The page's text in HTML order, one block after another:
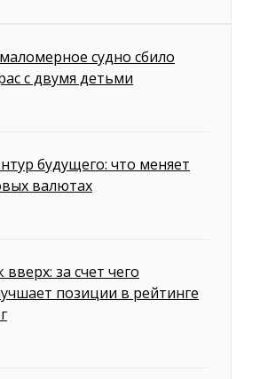
судно сбило
с двумя детьми
будущего: что меняет
валютах
за счет чего
позиции в рейтинге